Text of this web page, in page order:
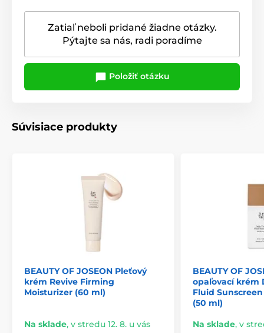
Zatiaľ neboli pridané žiadne otázky.
Pýtajte sa nás, radi poradíme
Položiť otázku
Súvisiace produkty
BEAUTY OF JOSEON Pleťový
krém Revive Firming
Moisturizer (60 ml)
Na sklade, v stredu 12. 8. u vás
BEAUTY OF
opaľovací krém
Fluid Sunscreen
(50 ml)
Na sklade, v